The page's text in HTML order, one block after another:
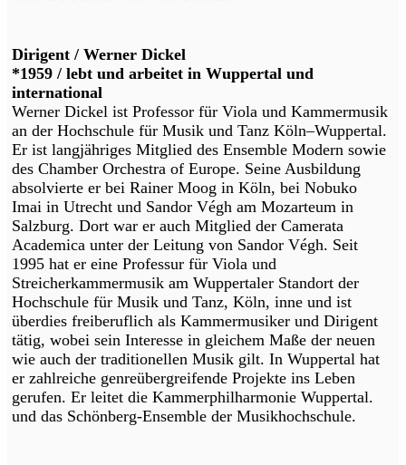
Dirigent / Werner Dickel
*1959 / lebt und arbeitet in Wuppertal und
international
Werner Dickel ist Professor für Viola und Kammermusik
an der Hochschule für Musik und Tanz Köln–Wuppertal.
Er ist langjähriges Mitglied des Ensemble Modern sowie
des Chamber Orchestra of Europe. Seine Ausbildung
absolvierte er bei Rainer Moog in Köln, bei Nobuko
Imai in Utrecht und Sandor Végh am Mozarteum in
Salzburg. Dort war er auch Mitglied der Camerata
Academica unter der Leitung von Sandor Végh. Seit
1995 hat er eine Professur für Viola und
Streicherkammermusik am Wuppertaler Standort der
Hochschule für Musik und Tanz, Köln, inne und ist
überdies freiberuflich als Kammermusiker und Dirigent
tätig, wobei sein Interesse in gleichem Maße der neuen
wie auch der traditionellen Musik gilt. In Wuppertal hat
er zahlreiche genreübergreifende Projekte ins Leben
gerufen. Er leitet die Kammerphilharmonie Wuppertal.
und das Schönberg-Ensemble der Musikhochschule.